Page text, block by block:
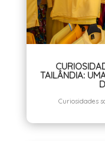
TAILÂNDIA:
Curiosidades